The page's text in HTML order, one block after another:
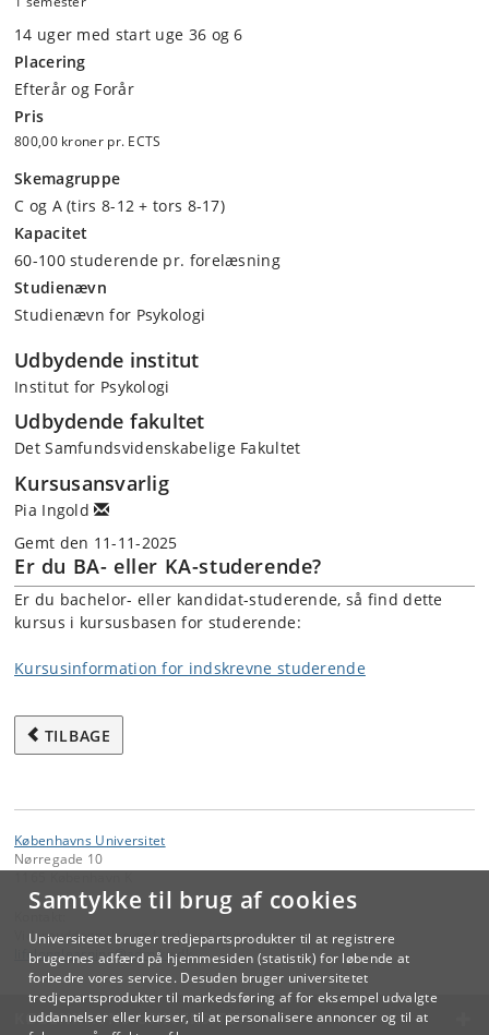
Samtykke til brug af cookies
Universitetet bruger tredjepartsprodukter til at registrere
brugernes adfærd på hjemmesiden (statistik) for løbende at
forbedre vores service. Desuden bruger universitetet
tredjepartsprodukter til markedsføring af for eksempel udvalgte
uddannelser eller kurser, til at personalisere annoncer og til at
14 uger med start uge 36 og 6
Placering
Efterår og Forår
Pris
800,00 kroner pr. ECTS
Skemagruppe
C og A (tirs 8-12 + tors 8-17)
Kapacitet
60-100 studerende pr. forelæsning
Studienævn
Studienævn for Psykologi
Udbydende institut
Institut for Psykologi
Udbydende fakultet
Det Samfundsvidenskabelige Fakultet
Kursusansvarlig
Pia Ingold
Gemt den 11-11-2025
Er du BA- eller KA-studerende?
Er du bachelor- eller kandidat-studerende, så find dette
kursus i kursusbasen for studerende:
Kursusinformation for indskrevne studerende
TILBAGE
Københavns Universitet
Nørregade 10
Videreuddannelse og Livslang Læring
lifelonglearning@adm.ku.dk
KØBENHAVNS UNIVERSITET